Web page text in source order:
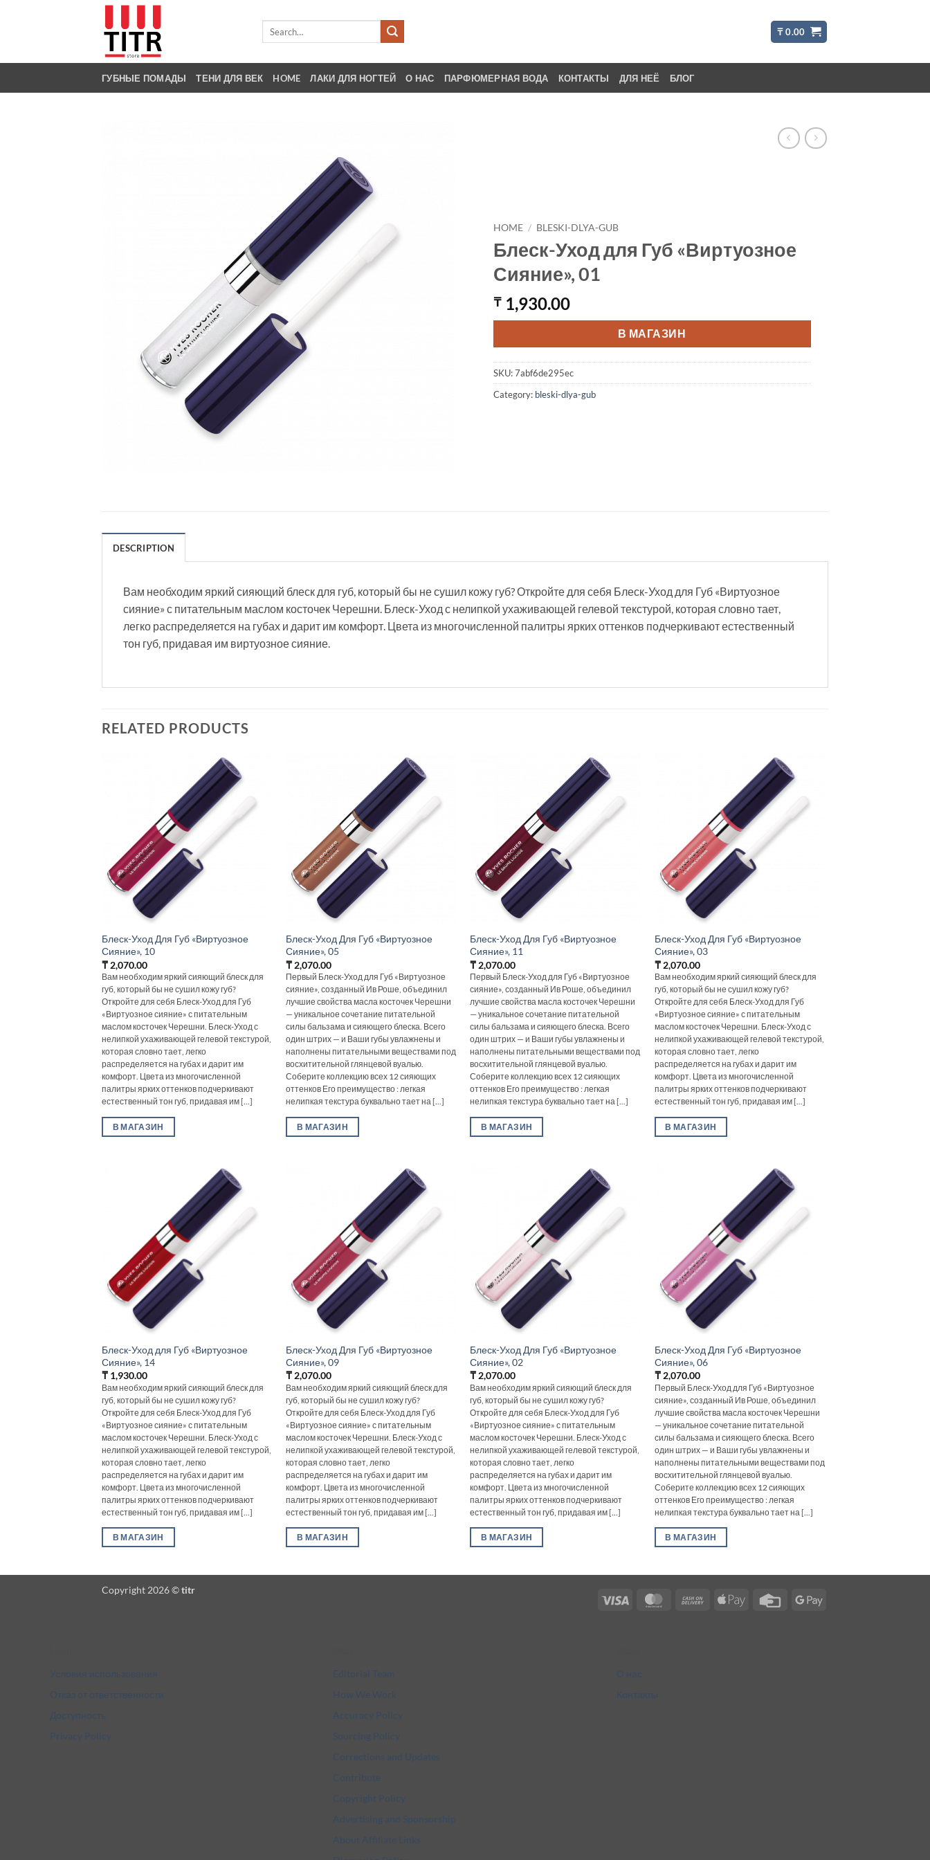
₸0.00
ГУБНЫЕ ПОМАДЫ ТЕНИ ДЛЯ ВЕК HOME ЛАКИ ДЛЯ НОГТЕЙ О НАС ПАРФЮМЕРНАЯ ВОДА КОНТАКТЫ ДЛЯ НЕЁ БЛОГ
HOME / BLESKI-DLYA-GUB
Блеск-Уход для Губ «Виртуозное
Сияние», 01
₸1,930.00
В МАГАЗИН
SKU:7abf6de295ec
Category: bleski-dlya-gub
DESCRIPTION
Вам необходим яркий сияющий блеск для губ, который бы не сушил кожу губ? Откройте для себя Блеск-Уход для Губ «Виртуозное
сияние» с питательным маслом косточек Черешни. Блеск-Уход с нелипкой ухаживающей гелевой текстурой, которая словно тает,
легко распределяется на губах и дарит им комфорт. Цвета из многочисленной палитры ярких оттенков подчеркивают естественный
тон губ, придавая им виртуозное сияние.
RELATED PRODUCTS
Блеск-Уход Для Губ «Виртуозное
Сияние», 10
₸2,070.00
Вам необходим яркий сияющий блеск для
губ, который бы не сушил кожу губ?
Откройте для себя Блеск-Уход для Губ
«Виртуозное сияние» с питательным
маслом косточек Черешни. Блеск-Уход с
нелипкой ухаживающей гелевой текстурой,
которая словно тает, легко
распределяется на губах и дарит им
комфорт. Цвета из многочисленной
палитры ярких оттенков подчеркивают
естественный тон губ, придавая им [...]
В МАГАЗИН
Блеск-Уход Для Губ «Виртуозное
Сияние», 05
₸ 2,070.00
Первый Блеск-Уход для Губ «Виртуозное
сияние», созданный Ив Роше, объединил
лучшие свойства масла косточек Черешни
— уникальное сочетание питательной
силы бальзама и сияющего блеска. Всего
один штрих — и Ваши губы увлажнены и
наполнены питательными веществами под
восхитительной глянцевой вуалью.
Соберите коллекцию всех 12 сияющих
оттенков Его преимущество : легкая
нелипкая текстура буквально тает на [...]
В МАГАЗИН
Блеск-Уход Для Губ «Виртуозное
Сияние», 11
₸ 2,070.00
Первый Блеск-Уход для Губ «Виртуозное
сияние», созданный Ив Роше, объединил
лучшие свойства масла косточек Черешни
— уникальное сочетание питательной
силы бальзама и сияющего блеска. Всего
один штрих — и Ваши губы увлажнены и
наполнены питательными веществами под
восхитительной глянцевой вуалью.
Соберите коллекцию всех 12 сияющих
оттенков Его преимущество : легкая
нелипкая текстура буквально тает на [...]
В МАГАЗИН
Блеск-Уход Для Губ «Виртуозное
Сияние», 03
₸2,070.00
Вам необходим яркий сияющий блеск для
губ, который бы не сушил кожу губ?
Откройте для себя Блеск-Уход для Губ
«Виртуозное сияние» с питательным
маслом косточек Черешни. Блеск-Уход с
нелипкой ухаживающей гелевой текстурой,
которая словно тает, легко
распределяется на губах и дарит им
комфорт. Цвета из многочисленной
палитры ярких оттенков подчеркивают
естественный тон губ, придавая им [...]
В МАГАЗИН
Блеск-Уход для Губ «Виртуозное
Сияние», 14
₸1,930.00
Вам необходим яркий сияющий блеск для
губ, который бы не сушил кожу губ?
Откройте для себя Блеск-Уход для Губ
«Виртуозное сияние» с питательным
маслом косточек Черешни. Блеск-Уход с
нелипкой ухаживающей гелевой текстурой,
которая словно тает, легко
распределяется на губах и дарит им
комфорт. Цвета из многочисленной
палитры ярких оттенков подчеркивают
естественный тон губ, придавая им [...]
В МАГАЗИН
Блеск-Уход Для Губ «Виртуозное
Сияние», 09
₸2,070.00
Вам необходим яркий сияющий блеск для
губ, который бы не сушил кожу губ?
Откройте для себя Блеск-Уход для Губ
«Виртуозное сияние» с питательным
маслом косточек Черешни. Блеск-Уход с
нелипкой ухаживающей гелевой текстурой,
которая словно тает, легко
распределяется на губах и дарит им
комфорт. Цвета из многочисленной
палитры ярких оттенков подчеркивают
естественный тон губ, придавая им [...]
В МАГАЗИН
Блеск-Уход Для Губ «Виртуозное
Сияние», 02
₸2,070.00
Вам необходим яркий сияющий блеск для
губ, который бы не сушил кожу губ?
Откройте для себя Блеск-Уход для Губ
«Виртуозное сияние» с питательным
маслом косточек Черешни. Блеск-Уход с
нелипкой ухаживающей гелевой текстурой,
которая словно тает, легко
распределяется на губах и дарит им
комфорт. Цвета из многочисленной
палитры ярких оттенков подчеркивают
естественный тон губ, придавая им [...]
В МАГАЗИН
Блеск-Уход Для Губ «Виртуозное
Сияние», 06
₸2,070.00
Первый Блеск-Уход для Губ «Виртуозное
сияние», созданный Ив Роше, объединил
лучшие свойства масла косточек Черешни
— уникальное сочетание питательной
силы бальзама и сияющего блеска. Всего
один штрих — и Ваши губы увлажнены и
наполнены питательными веществами под
восхитительной глянцевой вуалью.
Соберите коллекцию всех 12 сияющих
оттенков Его преимущество : легкая
нелипкая текстура буквально тает на [...]
В МАГАЗИН
Visa MasterCardCash
Apple
Credit
Google
Copyright 2026 ©titr
Условия использования
Отказ от ответственности
Доступность
Privacy Policy
Editorial Team
How We Work
Accuracy Policy
Sourcing Policy
Corrections and Updates
Contribute
Copyright Policy
Advertising and Sponsorship
About Affiliate Links
О нас
Контакты